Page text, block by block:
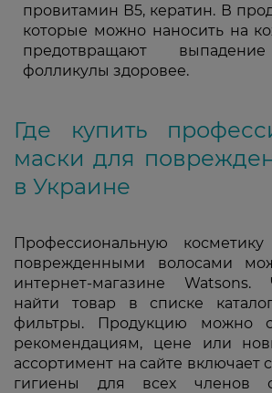
провитамин В5, кератин. В
которые можно наносить на
предотвращают
фолликулы здоровее.
Где купить
маски для
в Украине
Профессиональную
поврежденными волосами
интернет-магазине
найти товар в списке
фильтры. Продукцию можно
рекомендациям, цене или
ассортимент на сайте включает
гигиены для всех членов